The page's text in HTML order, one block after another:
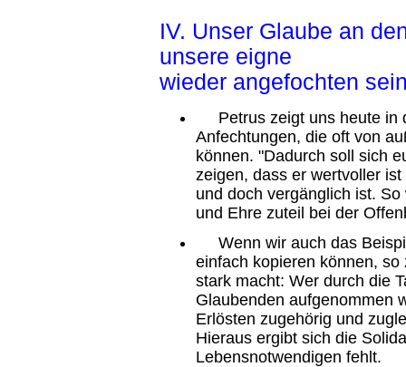
IV. Unser Glaube an
unsere eigne
wieder angefochten
Petrus zeigt uns heute in
Anfechtungen, die oft von
können. "Dadurch soll sich
zeigen, dass er wertvoller
und doch vergänglich ist.
und Ehre zuteil bei der
Wenn wir auch das
einfach kopieren können,
stark macht: Wer durch die
Glaubenden aufgenommen
Erlösten zugehörig und
Hieraus ergibt sich die
Lebensnotwendigen fehlt.